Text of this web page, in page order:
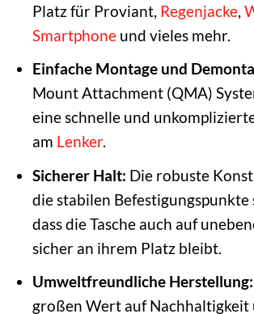
Platz für Proviant, Regenjacke,
Smartphoneund vieles mehr.
Einfache Montage und
Mount Attachment (QMA)
eine schnelle und
am Lenker.
Sicherer Halt: Die robuste
die stabilen Befestigungspunkte
dass die Tasche auch auf
sicher an ihrem Platz bleibt.
Umweltfreundliche Herstellung:
großen Wert auf Nachhaltigkeit